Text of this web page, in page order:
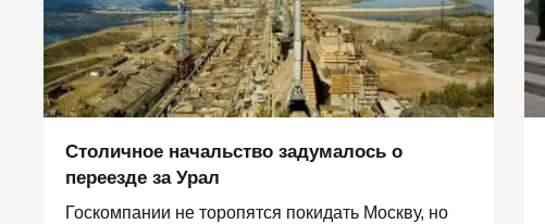
Столичное начальство задумалось о
переезде за Урал
Госкомпании не торопятся покидать Москву, но